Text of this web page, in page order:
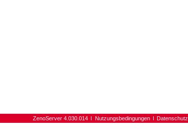
ZenoServer 4.030.014 Nutzungsbedingungen